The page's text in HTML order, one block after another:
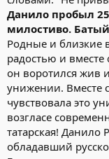
Данило пробыл
милостиво.
Родные и близкие
радостью и вместе
он воротился жив
унижении. Вместе
чувствовала это
возгласе
татарская! Данило
обладавший